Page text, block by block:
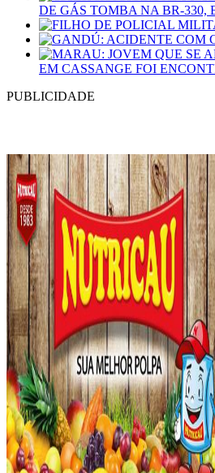
DE GÁS TOMBA NA BR-330,
EM CASSANGE FOI
PUBLICIDADE